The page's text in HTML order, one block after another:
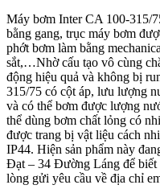
Máy bơm Inter CA 100-315/
bằng gang, trục máy bơm
phớt bơm làm bằng
sắt,…Nhờ cấu tạo vô cùng
động hiệu quả và không bị
315/75 có cột áp, lưu lượng
và có thể bơm được lượng
thể dùng bơm chất lỏng có
được trang bị vật liệu cách
IP44. Hiện sản phẩm này
Đạt – 34 Đường Láng để biết
lòng gửi yêu cầu về địa chỉ